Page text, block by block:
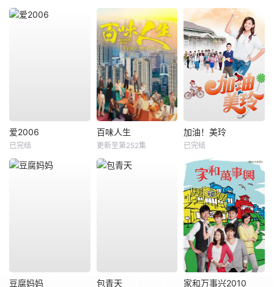
爱2006
已完结
百味人生
更新至第252集
加油！美玲
已完结
豆腐妈妈 包青天 家和万事兴2010